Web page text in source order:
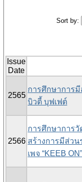
Sort by:
Issue
Date
2565
การศึกษาการ
บิวตี้ บุฟเฟต์
2566
การศึกษาการ
สร้างการมีส่ว
เพจ “KEEB ON”